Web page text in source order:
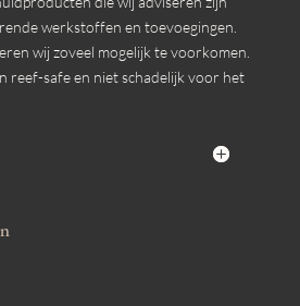
werkstoffen en toevoegingen.
wij zoveel mogelijk te voorkomen.
reef-safe en niet schadelijk voor het